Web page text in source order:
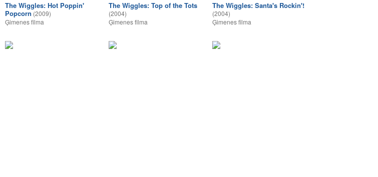
The Wiggles: Hot Poppin'
Popcorn (2009)
Ģimenes filma
The Wiggles: Top of the Tots
(2004)
Ģimenes filma
The Wiggles: Santa's Rockin'!
(2004)
Ģimenes filma